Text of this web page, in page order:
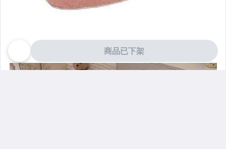
商品已下架